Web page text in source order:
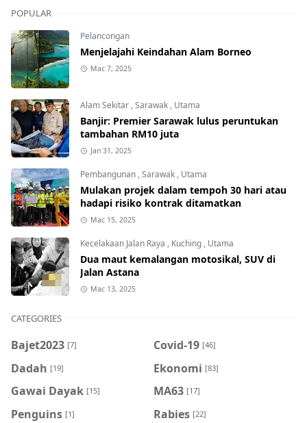
POPULAR
Pelancongan
Menjelajahi Keindahan Alam Borneo
Mac 7, 2025
Alam Sekitar ,Sarawak , Utama
Banjir: Premier Sarawak lulus peruntukan
tambahan RM10 juta
Jan 31, 2025
Pembangunan ,Sarawak , Utama
Mulakan projek dalam tempoh 30 hari atau
hadapi risiko kontrak ditamatkan
Mac 15, 2025
Kecelakaan Jalan Raya , Kuching , Utama
Dua maut kemalangan motosikal, SUV di
Jalan Astana
Mac 13, 2025
CATEGORIES
Bajet2023 [7] Covid-19 [46]
Dadah [19] Ekonomi [83]
Gawai Dayak [15] MA63 [17]
Penguins [1] Rabies [22]